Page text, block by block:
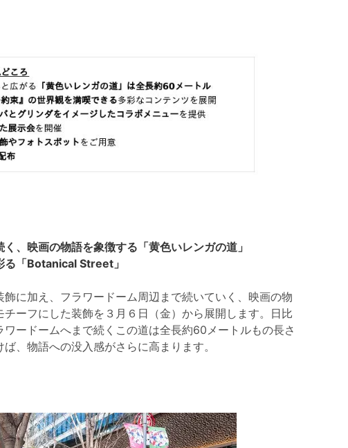
、映画の物語を象徴する「黄色いレンガの道」
る「Botanical Street」
に加え、フラワードーム周辺まで続いていく、映画の物
ーフにした装飾を３月６日（金）から展開します。日比
ードームへまで続くこの道は全長約60メートルもの長さ
、物語への没入感がさらに高まります。